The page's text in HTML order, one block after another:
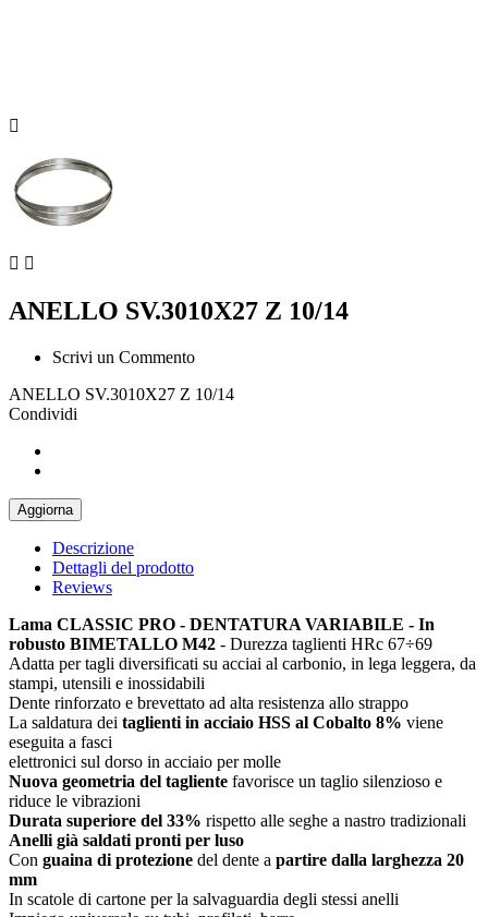

 
ANELLO SV.3010X27 Z 10/14
Scrivi un Commento
ANELLO SV.3010X27 Z 10/14
Condividi
Descrizione
Dettagli del prodotto
Reviews
Lama CLASSIC PRO - DENTATURA VARIABILE - In
robusto BIMETALLO M42 - Durezza taglienti HRc 67÷69
Adatta per tagli diversificati su acciai al carbonio, in lega leggera, da
stampi, utensili e inossidabili
Dente rinforzato e brevettato ad alta resistenza allo strappo
La saldatura dei taglienti in acciaio HSS al Cobalto 8% viene
eseguita a fasci
elettronici sul dorso in acciaio per molle
Nuova geometria del tagliente favorisce un taglio silenzioso e
riduce le vibrazioni
Durata superiore del 33% rispetto alle seghe a nastro tradizionali
Anelli già saldati pronti per luso
Con guaina di protezione del dente a partire dalla larghezza 20
mm
In scatole di cartone per la salvaguardia degli stessi anelli